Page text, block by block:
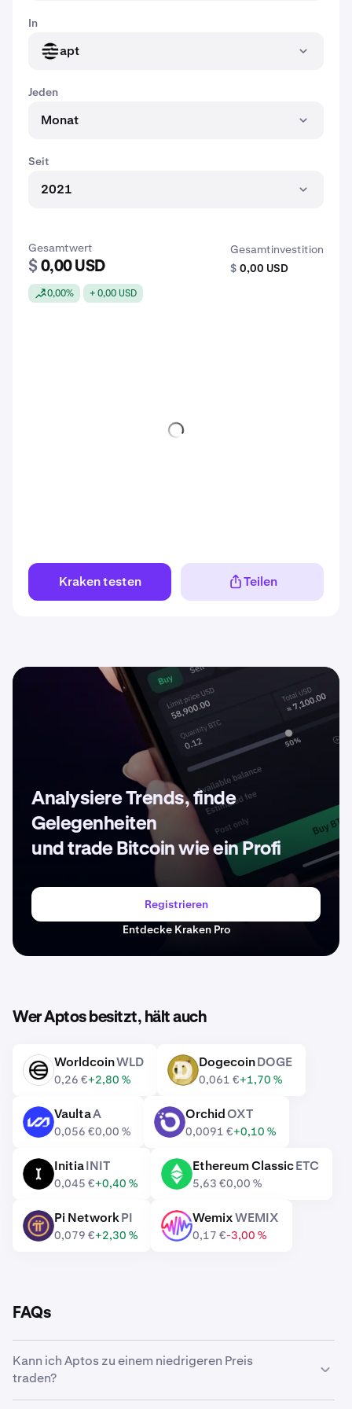
In
APT apt
Jeden
Monat
Seit
2021
Gesamtwert
$ 0,00 USD
0,00% + 0,00 USD
Gesamtinvestition
$ 0,00 USD
Kraken testen Teilen
Analysiere Trends, finde
Gelegenheiten
und trade Bitcoin wie ein Profi
Registrieren
Entdecke Kraken Pro
Wer Aptos besitzt, hält auch
WLD WorldcoinWLD
0,26 €+2,80 %
DOGE DogecoinDOGE
0,061 €+1,70 %
A VaultaA
0,056 €0,00 %
OXT OrchidOXT
0,0091 €+0,10 %
InitiaINIT
0,045 €+0,40 %
ETC Ethereum ClassicETC
5,63 €0,00 %
PI Pi NetworkPI
0,079 €+2,30 %
WEMIX WemixWEMIX
0,17 €-3,00 %
FAQs
Kann ich Aptos zu einem niedrigeren Preis
traden?